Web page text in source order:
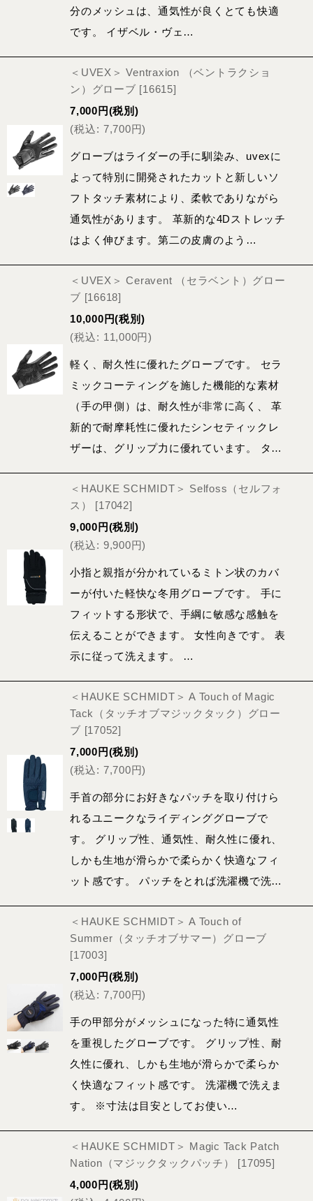
分のメッシュは、通気性が良くとても快適
です。 イザベル・ヴェ…
＜UVEX＞ Ventraxion （ベントラクショ
ン）グローブ [16615]
7,000 円(税別)
(税込: 7,700円)
グローブはライダーの手に馴染み、uvexに
よって特別に開発されたカットと新しいソ
フトタッチ素材により、柔軟でありながら
通気性があります。 革新的な4Dストレッチ
はよく伸びます。第二の皮膚のよう…
＜UVEX＞ Ceravent （セラベント）グロー
ブ [16618]
10,000 円(税別)
(税込: 11,000円)
軽く、耐久性に優れたグローブです。 セラ
ミックコーティングを施した機能的な素材
（手の甲側）は、耐久性が非常に高く、 革
新的で耐摩耗性に優れたシンセティックレ
ザーは、グリップ力に優れています。 タ…
＜HAUKE SCHMIDT＞ Selfoss（セルフォ
ス）
[17042]
9,000 円(税別)
(税込: 9,900円)
小指と親指が分かれているミトン状のカバ
ーが付いた軽快な冬用グローブです。 手に
フィットする形状で、手綱に敏感な感触を
伝えることができます。 女性向きです。 表
示に従って洗えます。 …
＜HAUKE SCHMIDT＞ A Touch of Magic
Tack（タッチオブマジックタック）グロー
ブ [17052]
7,000 円(税別)
(税込: 7,700円)
手首の部分にお好きなパッチを取り付けら
れるユニークなライディンググローブで
す。 グリップ性、通気性、耐久性に優れ、
しかも生地が滑らかで柔らかく快適なフィ
ット感です。 パッチをとれば洗濯機で洗…
＜HAUKE SCHMIDT＞ A Touch of
Summer（タッチオブサマー）グローブ
[17003]
7,000 円(税別)
(税込: 7,700円)
手の甲部分がメッシュになった特に通気性
を重視したグローブです。 グリップ性、耐
久性に優れ、しかも生地が滑らかで柔らか
く快適なフィット感です。 洗濯機で洗えま
す。 ※寸法は目安としてお使い…
＜HAUKE SCHMIDT＞ Magic Tack Patch
Nation（マジックタックパッチ）
[17095]
4,000 円(税別)